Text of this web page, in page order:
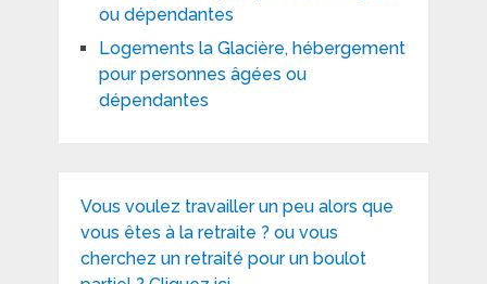
ou dépendantes
Logements la Glacière, hébergement
pour personnes âgées ou
dépendantes
Vous voulez travailler un peu alors que
vous êtes à la retraite ? ou vous
cherchez un retraité pour un boulot